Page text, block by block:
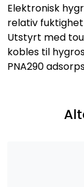
Elektronisk
relativ
Utstyrt med
kobles til
PNA290